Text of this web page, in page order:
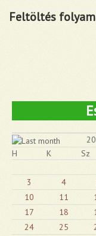
Feltöltés
H
K Sz
3
4
10
11
17
18
24
25